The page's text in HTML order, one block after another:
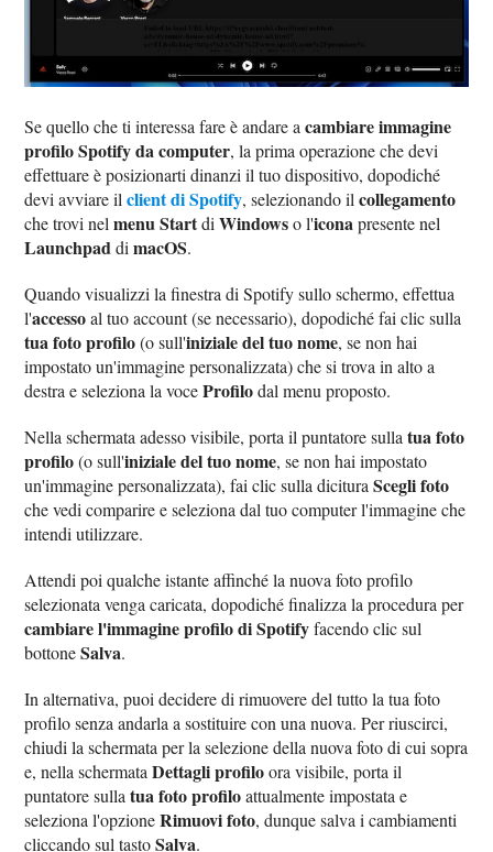
Se quello che ti interessa fare è andare acambiare immagine
profilo Spotify da computer, la prima operazione che devi
effettuare è posizionarti dinanzi il tuo dispositivo, dopodiché
devi avviare ilclient di Spotify, selezionando ilcollegamento
che trovi nelmenu StartdiWindowso l'iconapresente nel
LaunchpaddimacOS.
Quando visualizzi la finestra di Spotify sullo schermo, effettua
l'accessoal tuo account (se necessario), dopodiché fai clic sulla
tua foto profilo(o sull'iniziale del tuo nome, se non hai
impostato un'immagine personalizzata) che si trova in alto a
destra e seleziona la voceProfilodal menu proposto.
Nella schermata adesso visibile, porta il puntatore sullatua foto
profilo(o sull'iniziale del tuo nome, se non hai impostato
un'immagine personalizzata), fai clic sulla dicituraScegli foto
che vedi comparire e seleziona dal tuo computer l'immagine che
intendi utilizzare.
Attendi poi qualche istante affinché la nuova foto profilo
selezionata venga caricata, dopodiché finalizza la procedura per
cambiare l'immagine profilo di Spotifyfacendo clic sul
bottoneSalva.
In alternativa, puoi decidere di rimuovere del tutto la tua foto
profilo senza andarla a sostituire con una nuova. Per riuscirci,
chiudi la schermata per la selezione della nuova foto di cui sopra
e, nella schermataDettagli profiloora visibile, porta il
puntatore sullatua foto profiloattualmente impostata e
seleziona l'opzioneRimuovi foto, dunque salva i cambiamenti
cliccando sul tastoSalva.